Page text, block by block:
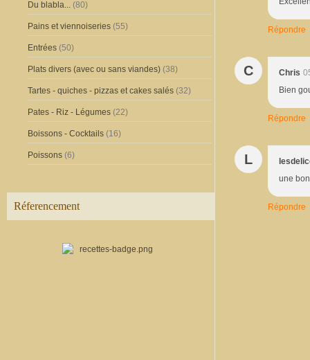
Du blabla... (80)
Pains et viennoiseries (55)
Entrées (50)
Plats divers (avec ou sans viandes) (38)
Tartes - quiches - pizzas et cakes salés (32)
Pates - Riz - Légumes (22)
Boissons - Cocktails (16)
Poissons (6)
Réferencement
Répondre
C Chris
Bien
Répondre
L
une
Répondre